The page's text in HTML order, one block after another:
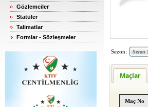
Gözlemciler
Statüler
Talimatlar
Formlar - Sözleşmeler
Sezon:
Maçlar
Maç No